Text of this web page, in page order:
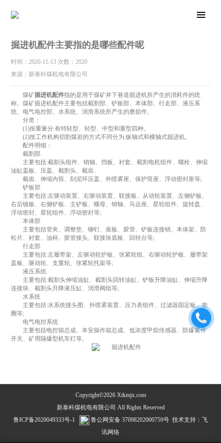
掘进机配件主要指的是哪些配件呢
时间：2020-11-13 次数：2020
来源：新泰科煤机电有限公司
煤矿掘进机配件指的是用于煤矿井下巷道掘进机所产生的消耗件的统
称。煤矿掘进机配件主要包括截割部、铲板部、本体部、行走部、液压系
统、电气电控部、水系统、润滑系统所产生的磨损件。
分类：
(1)按重量分:有特轻型、轻型、中型和重型四种。
(2)按工作机构切割煤岩的方式不同分为:纵轴式和横轴式掘进机。
配件明细：
截割部
主要包括:截割头组件、销轴、挡板、衬套、截割电机组件、螺栓、伸缩
油缸盖板、压盖、截割头、截齿、
截齿、伸缩内筒、刮泥环压盖、外喷雾座、保护筒座、浮动密封座等;
铲板部
主要包括:左驱动装置、右驱动装置、联接板、从动轮装置、左侧铲板、
右后镜板、右侧铲板、主铲板、螺母、销轴、马达座、星轮组件、旋转盘、
浮动密封、星轮组件、浮动密封等;
本体部
主要包括管夹、调整垫、铆钉、座板、胶管、铲板连接销、本体架、防
松片、衬套、油杯、胶管接头、联接块底板、回转台等;
行走部
主要包括:左履带架、左驱动轮护板、张紧轮组、右驱动轮护板、履带架
盖板、驱动轮、支重轮、张紧轮托架等;
液压系统
主要包括:截割头伸缩油缸、截割头回转油缸、铲板升降油缸、伸缩升降
连接块、截割头升降液压缸、润滑阀组等;
水系统
主要包括:水系统接头图、外喷雾装置、压力表组件、过滤器固定板、垫
圈等;
电气电控系统
主要包括电控箱总成、本安操作箱总成、低浓度甲烷传感器、防爆紧停
开关、矿用隔爆型机车灯等。
Copyright©2026 Xtkmjx.com
新泰科煤机电有限公司 All Rights Reserved
鲁ICP备2020049333号-1
鲁公网安备 37098202000759号 技术支持： 飞
讯网络